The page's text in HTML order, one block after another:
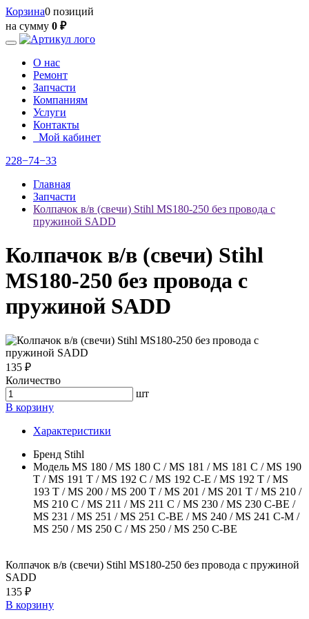
Корзина0 позиций
на сумму 0 ₽
О нас
Ремонт
Запчасти
Компаниям
Услуги
Контакты
Мой кабинет
228−74−33
Главная
Запчасти
Колпачок в/в (свечи) Stihl MS180-250 без провода с
пружиной SADD
Колпачок в/в (свечи) Stihl
MS180-250 без провода с
пружиной SADD
135 ₽
Количество
шт
В корзину
Характеристики
Бренд Stihl
Модель MS 180 / MS 180 C / MS 181 / MS 181 C / MS 190
T / MS 191 T / MS 192 C / MS 192 C-E / MS 192 T / MS
193 T / MS 200 / MS 200 T / MS 201 / MS 201 T / MS 210 /
MS 210 C / MS 211 / MS 211 C / MS 230 / MS 230 C-BE /
MS 231 / MS 251 / MS 251 C-BE / MS 240 / MS 241 C-M /
MS 250 / MS 250 C / MS 250 / MS 250 C-BE
Колпачок в/в (свечи) Stihl MS180-250 без провода с пружиной
SADD
135 ₽
В корзину